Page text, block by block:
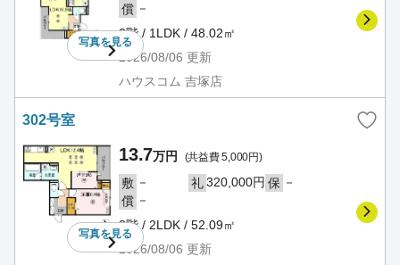
写真を見る
償 －
3階 / 1LDK / 48.02㎡
2026/08/06 更新
ハウスコム 吉塚店
302号室
写真を見る
13.7万円 (共益費 5,000円)
敷 － 礼320,000円 保 －
償 －
3階 / 2LDK / 52.09㎡
2026/08/06 更新